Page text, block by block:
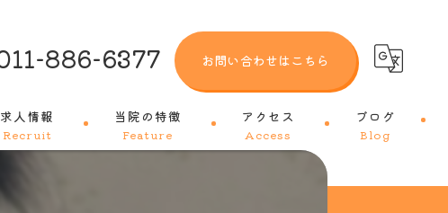
886-6377 お問い合わせはこちら
求人情報
Recruit
当院の特徴
Feature
アクセス
Access
ブログ
Blog